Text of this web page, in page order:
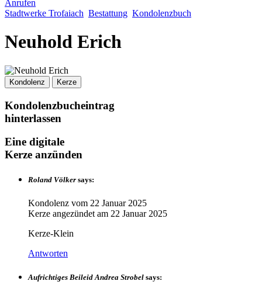
Anrufen
Stadtwerke Trofaiach Bestattung Kondolenzbuch
Neuhold Erich
Kondolenz Kerze
Kondolenzbucheintrag
hinterlassen
Eine digitale
Kerze anzünden
Roland Völker says:
Kondolenz vom 22 Januar 2025
Kerze angezündet am 22 Januar 2025
Kerze-Klein
Antworten
Aufrichtiges Beileid Andrea Strobel says: